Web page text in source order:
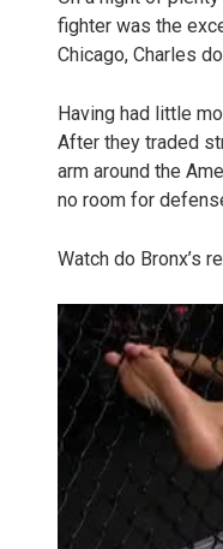
fighter was the
Chicago, Charles
Having had little
After they traded
arm around the
no room for
Watch do Bronx’s